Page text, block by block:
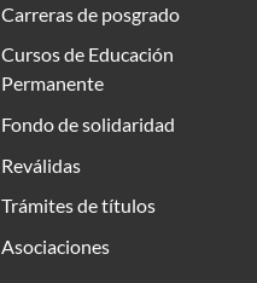
Carreras de posgrado
Cursos de Educación
Permanente
Fondo de solidaridad
Reválidas
Trámites de títulos
Asociaciones